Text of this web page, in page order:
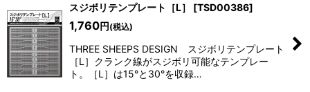
スジボリテンプレート［L］ [TSD00386]
1,760円 (税込)
THREE SHEEPS DESIGN スジボリテンプレート
［L］クランク線がスジボリ可能なテンプレー
ト。［L］は15°と30°を収録…